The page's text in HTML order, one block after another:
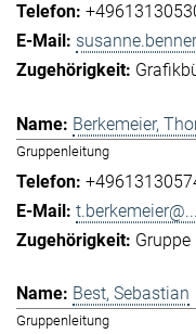
Berkemeier,
Gruppenleitung
t.berkemeier@...
Gruppe
Best, Sebastian
Gruppenleitung